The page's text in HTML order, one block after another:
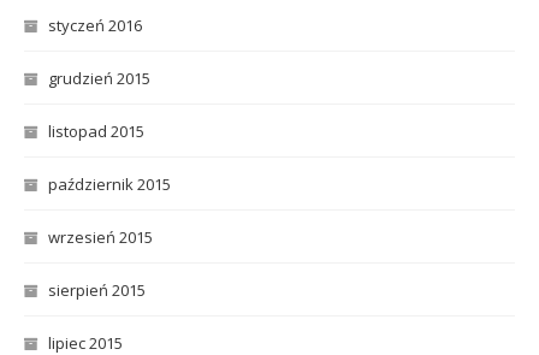
styczeń 2016
grudzień 2015
listopad 2015
październik 2015
wrzesień 2015
sierpień 2015
lipiec 2015